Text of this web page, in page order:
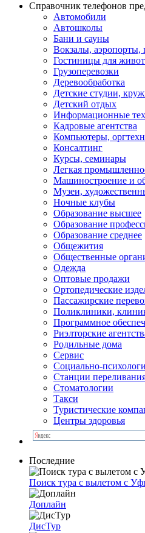
Справочник телефонов
Автомобили
Автошколы
Бани и сауны
Вокзалы, аэропорты,
Гостиницы для
Грузоперевозки
Деревообработка
Детские студии,
Детский отдых
Информационные
Кадровые агентства
Компьютеры,
Консалтинг
Курсы, семинары
Легкая
Машиностроение и
Музеи,
Ночные клубы
Образование высшее
Образование
Образование среднее
Общежития
Общественные
Одежда
Оптовые продажи
Ортопедические
Пассажирские
Поликлиники,
Программное
Риэлторские
Родильные дома
Сервис
Социально-
Станции
Стоматологии
Такси
Туристические
Центры здоровья
Последние
Поиск тура с вылетом с
Доплайн
ДисТур